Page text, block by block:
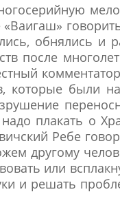
обнялись и
после
которые были
плакать о
Ребе
другому
или
и решать